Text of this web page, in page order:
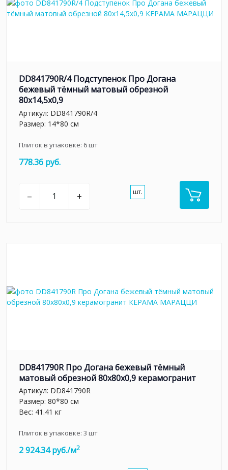
DD841790R/4 Подступенок Про Догана
бежевый тёмный матовый обрезной
80x14,5x0,9
Артикул: DD841790R/4
Размер: 14*80 см
Плиток в упаковке: 6шт
778.36 руб.
– + шт.
DD841790R Про Догана бежевый тёмный
матовый обрезной 80x80x0,9 керамогранит
Артикул: DD841790R
Размер: 80*80 см
Вес: 41.41 кг
Плиток в упаковке: 3 шт
2 924.34 руб./м2